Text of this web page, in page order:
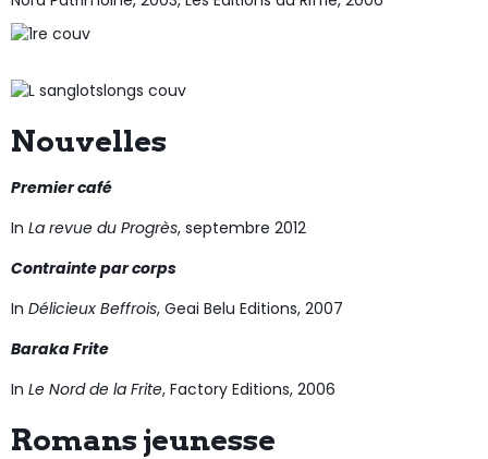
Nouvelles
Premier café
In La revue du Progrès, septembre 2012
Contrainte par corps
In Délicieux Beffrois, Geai Belu Editions, 2007
Baraka Frite
In Le Nord de la Frite, Factory Editions, 2006
Romans jeunesse